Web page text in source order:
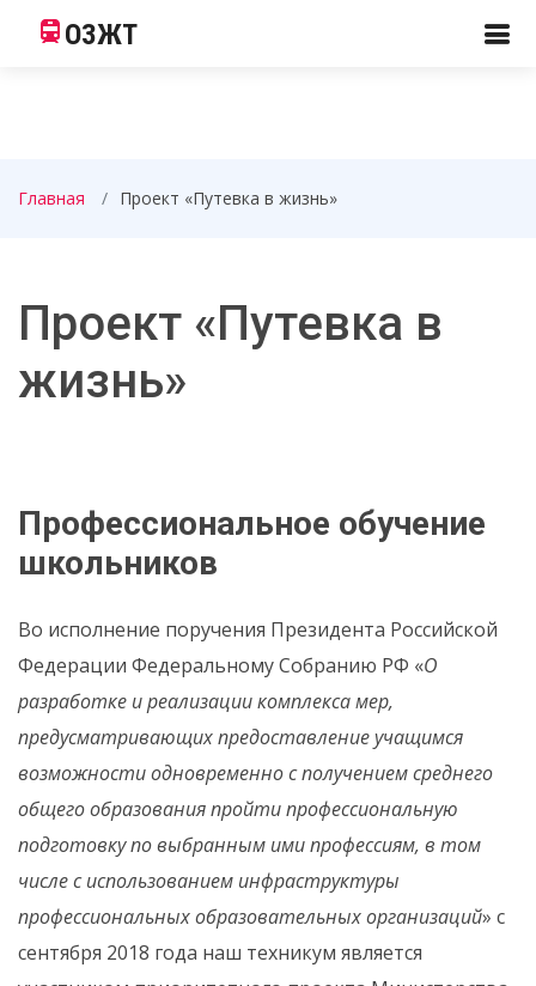
ОЗЖТ
Главная Проект «Путевка в жизнь»
Проект «Путевка в
жизнь»
Профессиональное обучение
школьников
Во исполнение поручения Президента Российской
Федерации Федеральному Собранию РФ «О
разработке и реализации комплекса мер,
предусматривающих предоставление учащимся
возможности одновременно с получением среднего
общего образования пройти профессиональную
подготовку по выбранным ими профессиям, в том
числе с использованием инфраструктуры
профессиональных образовательных организаций» с
сентября 2018 года наш техникум является